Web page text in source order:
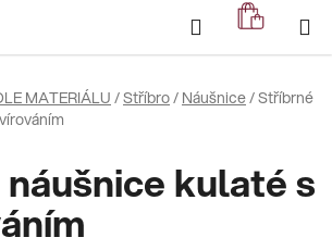
Hledat
KOŠÍK
MATERIÁLU/Stříbro/ Náušnice/Stříbrné
kulaté s